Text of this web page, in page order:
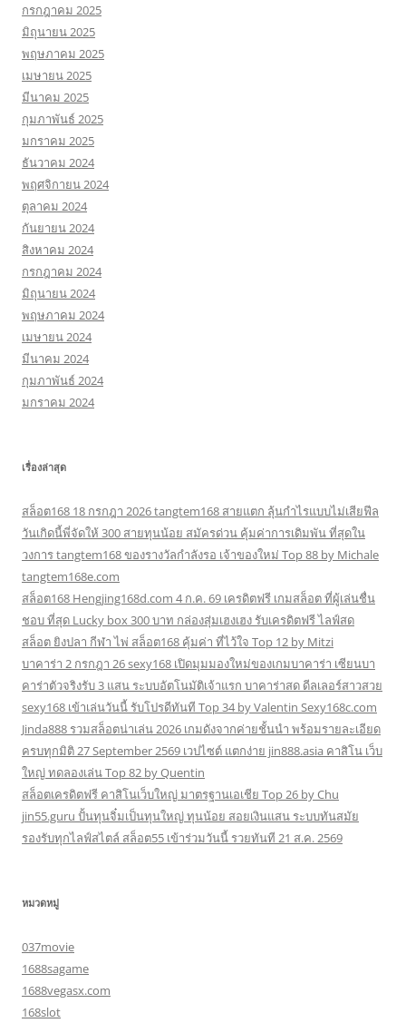
กรกฎาคม 2025
มิถุนายน 2025
พฤษภาคม 2025
เมษายน 2025
มีนาคม 2025
กุมภาพันธ์ 2025
มกราคม 2025
ธันวาคม 2024
พฤศจิกายน 2024
ตุลาคม 2024
กันยายน 2024
สิงหาคม 2024
กรกฎาคม 2024
มิถุนายน 2024
พฤษภาคม 2024
เมษายน 2024
มีนาคม 2024
กุมภาพันธ์ 2024
มกราคม 2024
เรื่องล่าสุด
สล็อต168 18 กรกฎา 2026 tangtem168 สายแตก ลุ้นกำไรแบบไม่เสียฟีล
วันเกิดนี้พี่จัดให้ 300 สายทุนน้อย สมัครด่วน คุ้มค่าการเดิมพัน ที่สุดใน
วงการ tangtem168 ของรางวัลกำลังรอ เจ้าของใหม่ Top 88 by Michale
tangtem168e.com
สล็อต168 Hengjing168d.com 4 ก.ค. 69 เครดิตฟรี เกมสล็อต ที่ผู้เล่นชื่น
ชอบ ที่สุด Lucky box 300 บาท กล่องสุ่มเฮงเฮง รับเครดิตฟรี ไลฟ์สด
สล็อต ยิงปลา กีฬา ไพ่ สล็อต168 คุ้มค่า ที่ไว้ใจ Top 12 by Mitzi
บาคาร่า 2 กรกฎา 26 sexy168 เปิดมุมมองใหม่ของเกมบาคาร่า เซียนบา
คาร่าตัวจริงรับ 3 แสน ระบบอัตโนมัติเจ้าแรก บาคาร่าสด ดีลเลอร์สาวสวย
sexy168 เข้าเล่นวันนี้ รับโปรดีทันที Top 34 by Valentin Sexy168c.com
Jinda888 รวมสล็อตน่าเล่น 2026 เกมดังจากค่ายชั้นนำ พร้อมรายละเอียด
ครบทุกมิติ 27 September 2569 เวปไซต์ แตกง่าย jin888.asia คาสิโน เว็บ
ใหญ่ ทดลองเล่น Top 82 by Quentin
สล็อตเครดิตฟรี คาสิโนเว็บใหญ่ มาตรฐานเอเชีย Top 26 by Chu
jin55.guru ปั้นทุนจิ๋มเป็นทุนใหญ่ ทุนน้อย สอยเงินแสน ระบบทันสมัย
รองรับทุกไลฟ์สไตล์ สล็อต55 เข้าร่วมวันนี้ รวยทันที 21 ส.ค. 2569
หมวดหมู่
037movie
1688sagame
1688vegasx.com
168slot